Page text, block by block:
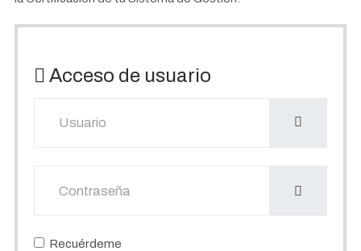
Acceso de usuario
Recuérdeme